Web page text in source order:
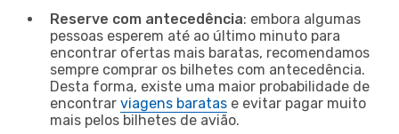
Reserve com antecedência: embora algumas
pessoas esperem até ao último minuto para
encontrar ofertas mais baratas, recomendamos
sempre comprar os bilhetes com antecedência.
Desta forma, existe uma maior probabilidade de
encontrar viagens baratas e evitar pagar muito
mais pelos bilhetes de avião.